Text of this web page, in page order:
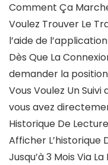
Comment Ça
Voulez Trouver Le
l’aide de
Dès Que La
demander la
Vous Voulez Un
vous avez
Historique De
Afficher L’historique
Jusqu’à 3 Mois Via